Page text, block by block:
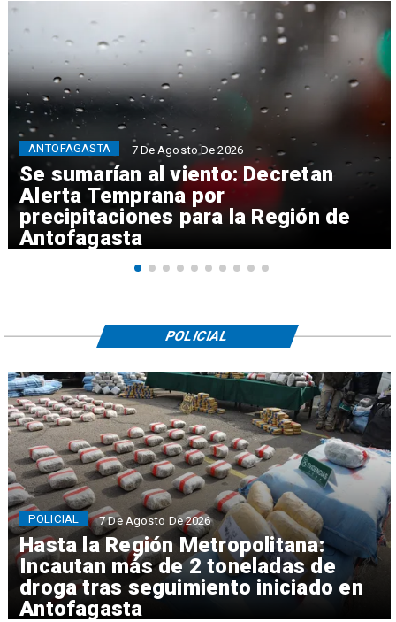
Se sumarían al viento: Decretan
Alerta Temprana por
precipitaciones para la Región de
Antofagasta
ANTOFAGASTA 7 De Agosto De 2026
Hasta la Región Metropolitana:
Incautan más de 2 toneladas de
droga tras seguimiento iniciado en
Antofagasta
POLICIAL 7 De Agosto De 2026
POLICIAL